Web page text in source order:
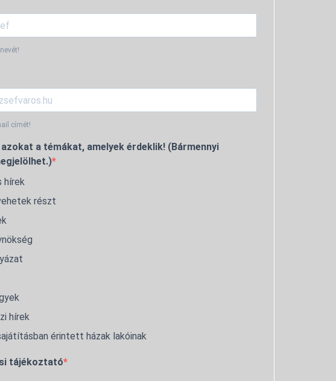
címét!
a témákat, amelyek érdeklik! (Bármennyi
hírek
részt
hírek
érintett házak lakóinak
tájékoztató